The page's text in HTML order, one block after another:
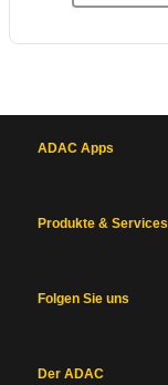
ADAC Apps
Produkte & Services
Folgen Sie uns
Der ADAC